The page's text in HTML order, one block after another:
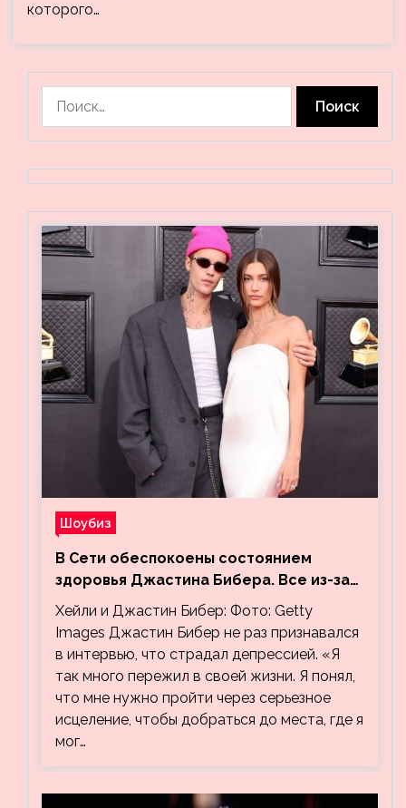
которого…
Шоубиз
В Сети обеспокоены состоянием
здоровья Джастина Бибера. Все из-за
видео, на котором его успокаивает
Хейли
Хейли и Джастин Бибер: Фото: Getty
Images Джастин Бибер не раз признавался
в интервью, что страдал депрессией. «Я
так много пережил в своей жизни. Я понял,
что мне нужно пройти через серьезное
исцеление, чтобы добраться до места, где я
мог…